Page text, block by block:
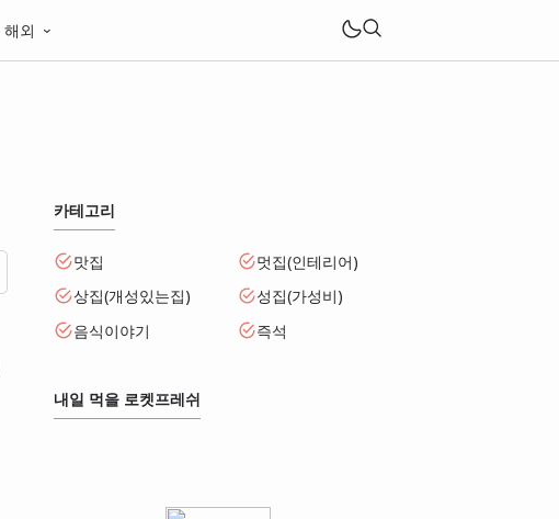
해외
카테고리
맛집
멋집(인테리어)
상집(개성있는집)
성집(가성비)
음식이야기
즉석
내일 먹을 로켓프레쉬